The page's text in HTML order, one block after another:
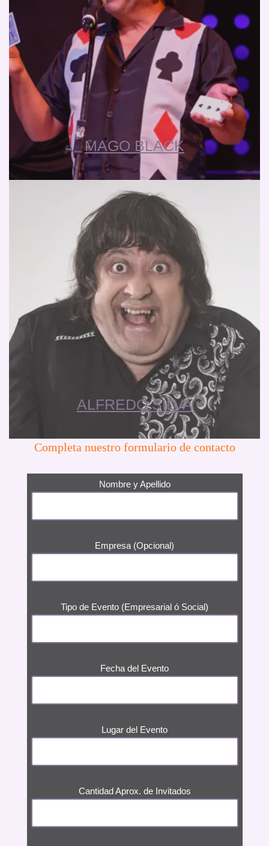
MAGO BLACK
ALFREDO SILVA
Completa nuestro formulario de contacto
Nombre y Apellido
Empresa (Opcional)
Tipo de Evento (Empresarial ó Social)
Fecha del Evento
Lugar del Evento
Cantidad Aprox. de Invitados